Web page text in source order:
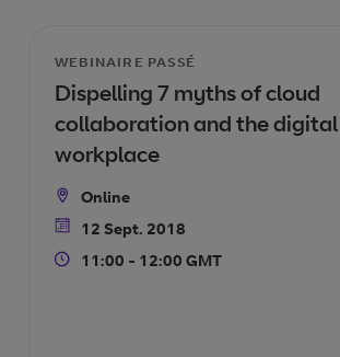
WEBINAIRE PASSÉ
Dispelling 7 myths of cloud
collaboration and the digital
workplace
Location
Online
Date
12 Sept. 2018
Time
11:00 - 12:00 GMT